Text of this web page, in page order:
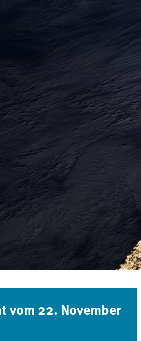
vom 22. November